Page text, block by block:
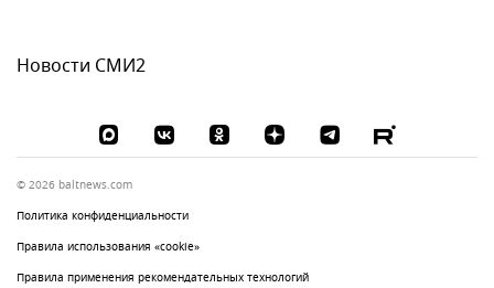
Новости СМИ2
© 2026 baltnews.com
Политика конфиденциальности
Правила использования «cookie»
Правила применения рекомендательных технологий